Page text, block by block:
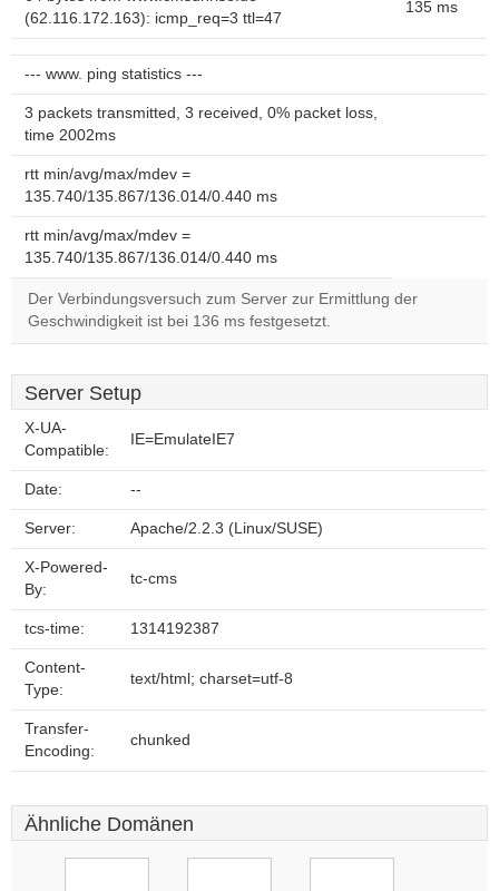
(62.116.172.163): icmp_req=3 ttl=47
135 ms
--- www. ping statistics ---
3 packets transmitted, 3 received, 0% packet loss,
time 2002ms
rtt min/avg/max/mdev =
135.740/135.867/136.014/0.440 ms
rtt min/avg/max/mdev =
135.740/135.867/136.014/0.440 ms
Der Verbindungsversuch zum Server zur Ermittlung der
Geschwindigkeit ist bei 136 ms festgesetzt.
Server Setup
X-UA-
Compatible:
IE=EmulateIE7
Date: --
Server: Apache/2.2.3 (Linux/SUSE)
X-Powered-
By:
tc-cms
tcs-time: 1314192387
Content-
Type:
text/html; charset=utf-8
Transfer-
Encoding:
chunked
Ähnliche Domänen